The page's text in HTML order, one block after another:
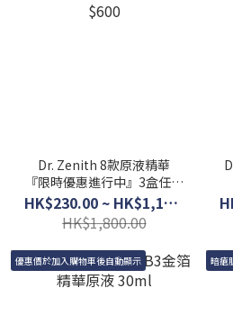
Dr. Zenith 8款原液精華
『限時優惠進行中』3盒任選
$600
HK$230.00 ~ HK$1,150.00
HK$1,800.00
優惠價於加入購物車後自動顯示 暗瘡